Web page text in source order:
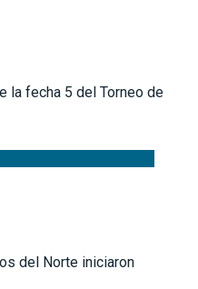
la fecha 5 del Torneo de
del Norte iniciaron